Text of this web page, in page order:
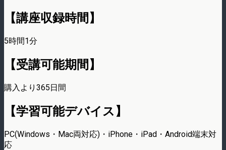
【講座収録時間】
5時間1分
【受講可能期間】
購入より365日間
【学習可能デバイス】
PC(Windows・Mac両対応)・iPhone・iPad・Android端末対
応